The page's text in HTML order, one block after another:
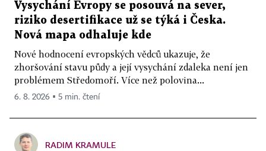
Vysychání Evropy se posouvá na sever,
riziko desertifikace už se týká i Česka.
Nová mapa odhaluje kde
Nové hodnocení evropských vědců ukazuje, že
zhoršování stavu půdy a její vysychání zdaleka není jen
problémem Středomoří. Více než polovina...
6. 8. 2026 ▪ 5 min. čtení
RADIM KRAMULE